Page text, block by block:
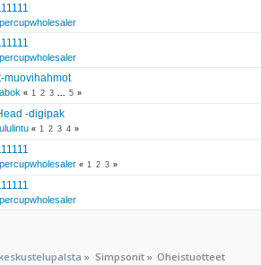
muovihahmot
« 1 2 3 5 »
-digipak
« 1 2 3 4 »
« 1 2 3 »
» Simpsonit» Oheistuotteet